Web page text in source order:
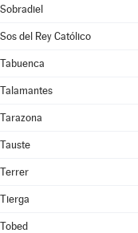
Sobradiel
Sos del Rey Católico
Tabuenca
Talamantes
Tarazona
Tauste
Terrer
Tierga
Tobed